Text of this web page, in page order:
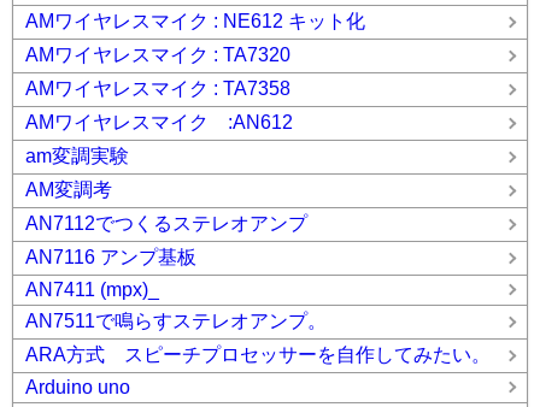
AMワイヤレスマイク : NE612 キット化
AMワイヤレスマイク : TA7320
AMワイヤレスマイク : TA7358
AMワイヤレスマイク :AN612
am変調実験
AM変調考
AN7112でつくるステレオアンプ
AN7116 アンプ基板
AN7411 (mpx)_
AN7511で鳴らすステレオアンプ。
ARA方式 スピーチプロセッサーを自作してみたい。
Arduino uno